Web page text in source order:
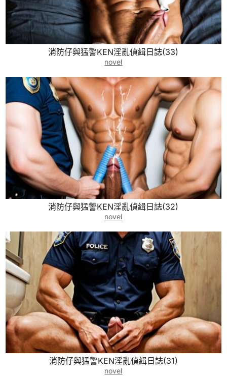
消防仔與猛警KEN淫亂偵緝日誌(33)
novel
消防仔與猛警KEN淫亂偵緝日誌(32)
novel
消防仔與猛警KEN淫亂偵緝日誌(31)
novel